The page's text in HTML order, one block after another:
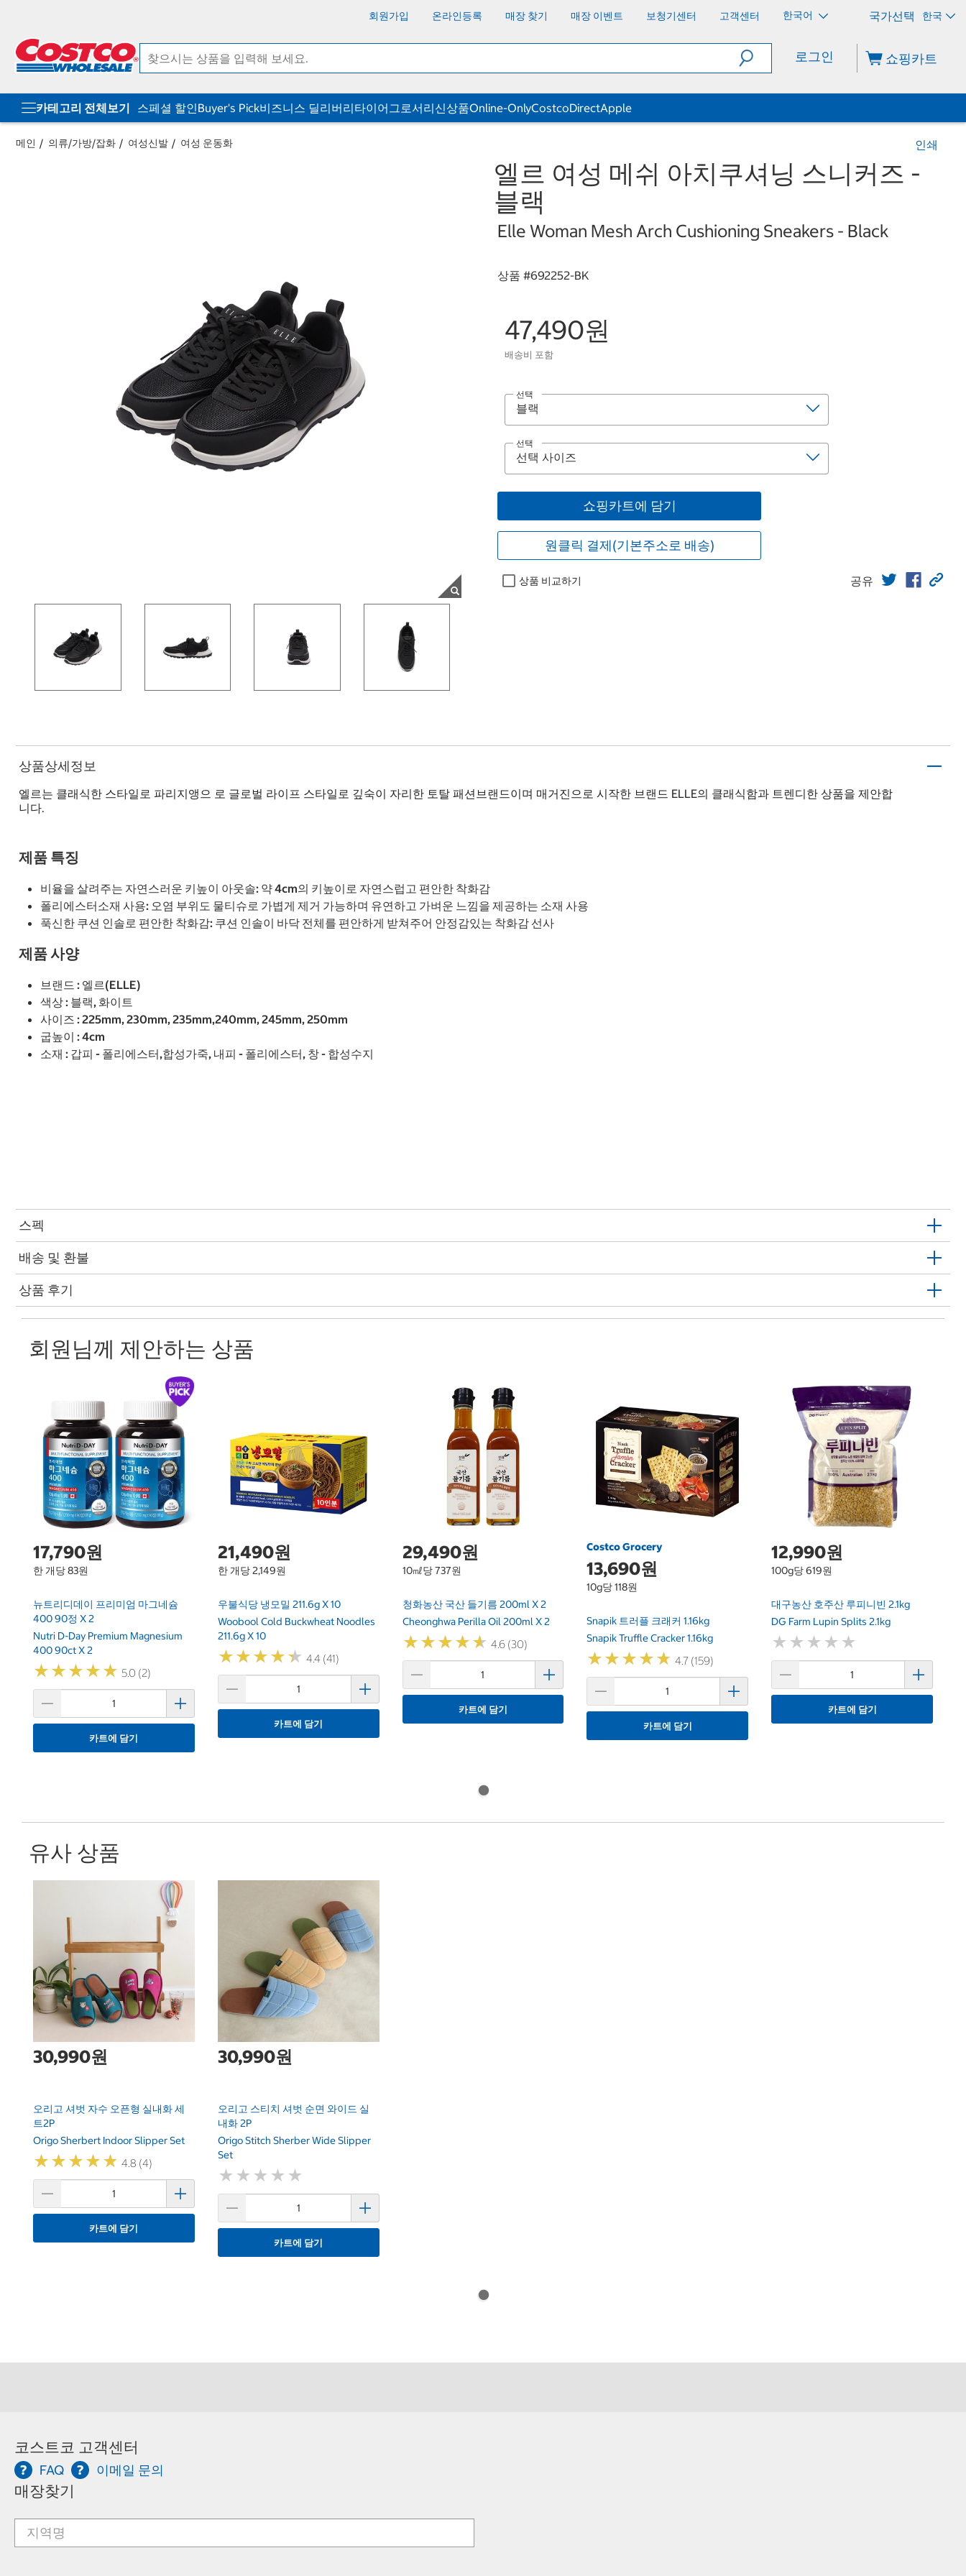
회원가입 온라인등록 매장 찾기 매장 이벤트 보청기센터 고객센터 한국어 한국
로그인 쇼핑카트
카테고리 전체보기 스페셜 할인Buyer's Pick비즈니스 딜리버리타이어그로서리신상품Online-OnlyCostcoDirectApple
메인 의류/가방/잡화 여성신발 여성 운동화 인쇄
엘르 여성 메쉬 아치쿠셔닝 스니커즈 -
블랙
Elle Woman Mesh Arch Cushioning Sneakers - Black
상품 #692252-BK
47,490원
배송비 포함
선택
선택
쇼핑카트에 담기
원클릭 결제(기본주소로 배송)
상품 비교하기 공유
상품상세정보
엘르는 클래식한 스타일로 파리지앵으 로 글로벌 라이프 스타일로 깊숙이 자리한 토탈 패션브랜드이며 매거진으로 시작한 브랜드 ELLE의 클래식함과 트렌디한 상품을 제안합
니다.
제품 특징
비율을 살려주는 자연스러운 키높이 아웃솔: 약 4cm의 키높이로 자연스럽고 편안한 착화감
폴리에스터소재 사용: 오염 부위도 물티슈로 가볍게 제거 가능하며 유연하고 가벼운 느낌을 제공하는 소재 사용
푹신한 쿠션 인솔로 편안한 착화감: 쿠션 인솔이 바닥 전체를 편안하게 받쳐주어 안정감있는 착화감 선사
제품 사양
브랜드 : 엘르(ELLE)
색상 : 블랙, 화이트
사이즈 : 225mm, 230mm, 235mm,240mm, 245mm, 250mm
굽높이 : 4cm
소재 : 갑피 - 폴리에스터,합성가죽, 내피 - 폴리에스터, 창 - 합성수지
스펙
배송 및 환불
상품 후기
회원님께 제안하는 상품
17,790원
한 개당 83원
뉴트리디데이 프리미엄 마그네슘
400 90정 X 2
Nutri D-Day Premium Magnesium
400 90ct X 2
★★★★★
★★★★★ 5.0 (2)
카트에 담기
21,490원
한 개당 2,149원
우불식당 냉모밀 211.6g X 10
Woobool Cold Buckwheat Noodles
211.6g X 10
★★★★★
★★★★★ 4.4 (41)
카트에 담기
29,490원
10㎖당 737원
청화농산 국산 들기름 200ml X 2
Cheonghwa Perilla Oil 200ml X 2
★★★★★
★★★★★ 4.6 (30)
카트에 담기
Costco Grocery
13,690원
10g당 118원
Snapik 트러플 크래커 1.16kg
Snapik Truffle Cracker 1.16kg
★★★★★
★★★★★ 4.7 (159)
카트에 담기
12,990원
100g당 619원
대구농산 호주산 루피니빈 2.1kg
DG Farm Lupin Splits 2.1kg
★ ★ ★ ★ ★
★ ★ ★ ★ ★
카트에 담기
유사 상품
30,990원
오리고 셔벗 자수 오픈형 실내화 세
트2P
Origo Sherbert Indoor Slipper Set
★★★★★
★★★★★ 4.8 (4)
카트에 담기
30,990원
오리고 스티치 셔벗 순면 와이드 실
내화 2P
Origo Stitch Sherber Wide Slipper
Set
★ ★ ★ ★ ★
★ ★ ★ ★ ★
카트에 담기
코스트코 고객센터
FAQ 이메일 문의
매장찾기